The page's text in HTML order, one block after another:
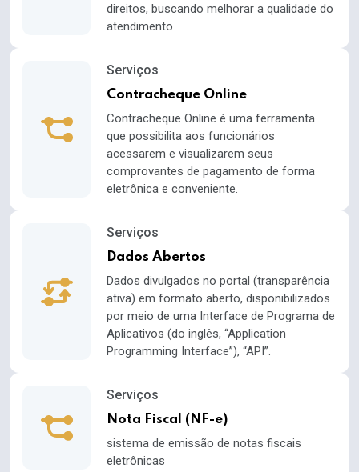
direitos, buscando melhorar a qualidade do
atendimento
Serviços
Contracheque Online
Contracheque Online é uma ferramenta
que possibilita aos funcionários
acessarem e visualizarem seus
comprovantes de pagamento de forma
eletrônica e conveniente.
Serviços
Dados Abertos
Dados divulgados no portal (transparência
ativa) em formato aberto, disponibilizados
por meio de uma Interface de Programa de
Aplicativos (do inglês, “Application
Programming Interface”), “API”.
Serviços
Nota Fiscal (NF-e)
sistema de emissão de notas fiscais
eletrônicas